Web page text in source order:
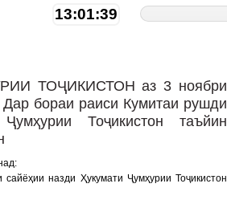
13:01:39
ТОҶИКИСТОН аз 3 ноябри
бораи раиси Кумитаи рушди
Тоҷикистон таъйин
назди Ҳукумати Ҷумҳурии Тоҷикистон